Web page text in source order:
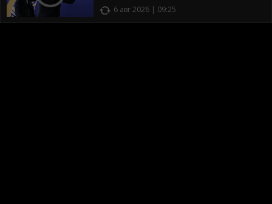
6 авг 2026 | 09:25